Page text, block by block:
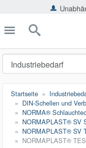
Unabhängige
schließen
Suche
Startseite
DIN-Schellen und
NORMA®
NORMAPLAST® SV
NORMAPLAST® SV
NORMAPLAST®